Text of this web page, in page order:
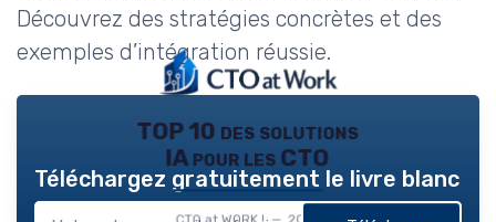
Découvrez des stratégies concrètes et des
exemples d’intégration réussie.
TOP 10 des solutions
IA pour les CTO
Téléchargez gratuitement le livre blanc